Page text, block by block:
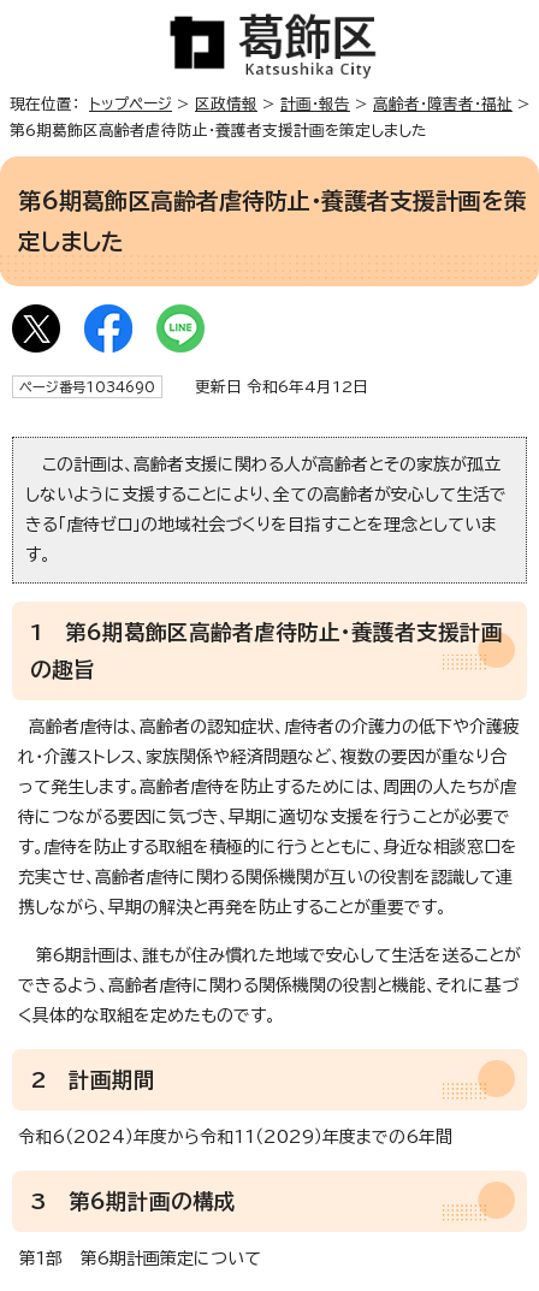
現在位置： トップページ > 区政情報 > 計画・報告 > 高齢者・障害者・福祉 >
第6期葛飾区高齢者虐待防止・養護者支援計画を策定しました
第6期葛飾区高齢者虐待防止・養護者支援計画を策
定しました
ページ番号1034690 更新日 令和6年4月12日
この計画は、高齢者支援に関わる人が高齢者とその家族が孤立
しないように支援することにより、全ての高齢者が安心して生活で
きる「虐待ゼロ」の地域社会づくりを目指すことを理念としていま
す。
1 第6期葛飾区高齢者虐待防止・養護者支援計画
の趣旨
高齢者虐待は、高齢者の認知症状、虐待者の介護力の低下や介護疲
れ・介護ストレス、家族関係や経済問題など、複数の要因が重なり合
って発生します。高齢者虐待を防止するためには、周囲の人たちが虐
待につながる要因に気づき、早期に適切な支援を行うことが必要で
す。虐待を防止する取組を積極的に行うとともに、身近な相談窓口を
充実させ、高齢者虐待に関わる関係機関が互いの役割を認識して連
携しながら、早期の解決と再発を防止することが重要です。
第6期計画は、誰もが住み慣れた地域で安心して生活を送ることが
できるよう、高齢者虐待に関わる関係機関の役割と機能、それに基づ
く具体的な取組を定めたものです。
2 計画期間
令和6（2024）年度から令和11（2029）年度までの6年間
3 第6期計画の構成
第1部 第6期計画策定について